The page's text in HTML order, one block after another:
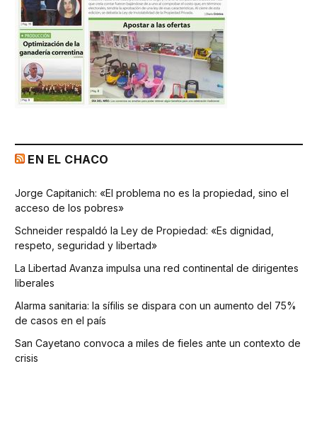
EN EL CHACO
Jorge Capitanich: «El problema no es la propiedad, sino el
acceso de los pobres»
Schneider respaldó la Ley de Propiedad: «Es dignidad,
respeto, seguridad y libertad»
La Libertad Avanza impulsa una red continental de dirigentes
liberales
Alarma sanitaria: la sífilis se dispara con un aumento del 75%
de casos en el país
San Cayetano convoca a miles de fieles ante un contexto de
crisis